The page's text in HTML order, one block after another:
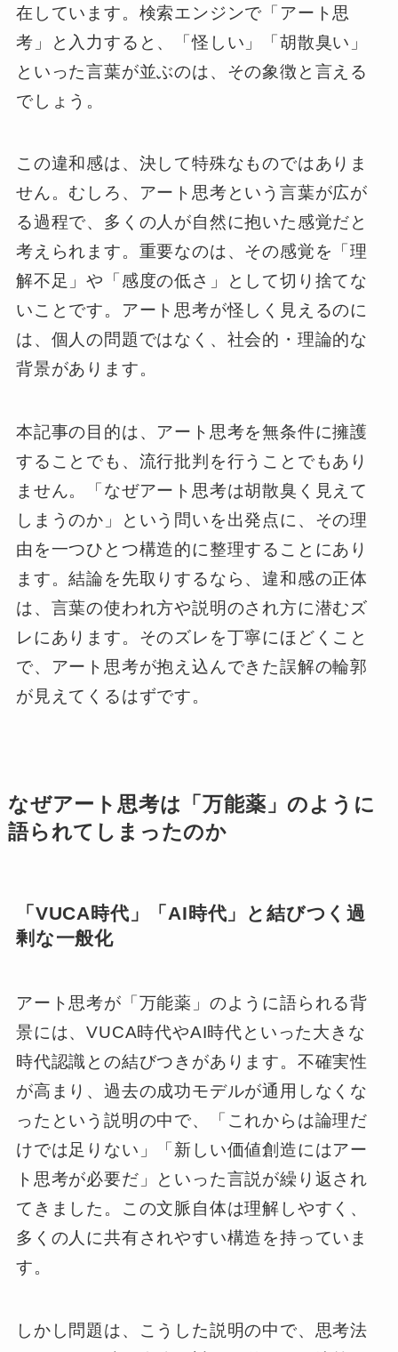
在しています。検索エンジンで「アート思
考」と入力すると、「怪しい」「胡散臭い」
といった言葉が並ぶのは、その象徴と言える
でしょう。
この違和感は、決して特殊なものではありま
せん。むしろ、アート思考という言葉が広が
る過程で、多くの人が自然に抱いた感覚だと
考えられます。重要なのは、その感覚を「理
解不足」や「感度の低さ」として切り捨てな
いことです。アート思考が怪しく見えるのに
は、個人の問題ではなく、社会的・理論的な
背景があります。
本記事の目的は、アート思考を無条件に擁護
することでも、流行批判を行うことでもあり
ません。「なぜアート思考は胡散臭く見えて
しまうのか」という問いを出発点に、その理
由を一つひとつ構造的に整理することにあり
ます。結論を先取りするなら、違和感の正体
は、言葉の使われ方や説明のされ方に潜むズ
レにあります。そのズレを丁寧にほどくこと
で、アート思考が抱え込んできた誤解の輪郭
が見えてくるはずです。
なぜアート思考は「万能薬」のように
語られてしまったのか
「VUCA時代」「AI時代」と結びつく過
剰な一般化
アート思考が「万能薬」のように語られる背
景には、VUCA時代やAI時代といった大きな
時代認識との結びつきがあります。不確実性
が高まり、過去の成功モデルが通用しなくな
ったという説明の中で、「これからは論理だ
けでは足りない」「新しい価値創造にはアー
ト思考が必要だ」といった言説が繰り返され
てきました。この文脈自体は理解しやすく、
多くの人に共有されやすい構造を持っていま
す。
しかし問題は、こうした説明の中で、思考法